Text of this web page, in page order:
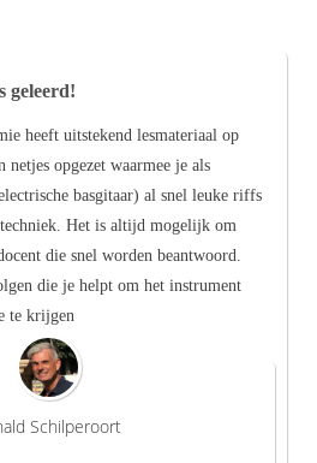
geleerd!
heeft uitstekend lesmateriaal op
netjes opgezet waarmee je als
basgitaar) al snel leuke riffs
Het is altijd mogelijk om
die snel worden beantwoord.
die je helpt om het instrument
te krijgen
Schilperoort